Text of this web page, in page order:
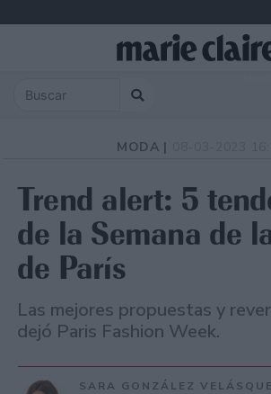
MODA |
Trend alert: 5
de la Semana de
de París
Las mejores propuestas y
dejó Paris Fashion Week.
SARA GONZÁLEZ